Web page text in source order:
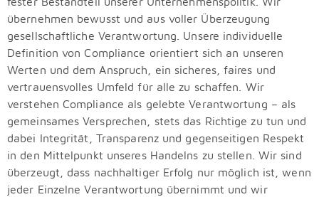
übernehmen bewusst und aus voller Überzeugung
gesellschaftliche Verantwortung. Unsere individuelle
Definition von Compliance orientiert sich an unseren
Werten und dem Anspruch, ein sicheres, faires und
vertrauensvolles Umfeld für alle zu schaffen. Wir
verstehen Compliance als gelebte Verantwortung – als
gemeinsames Versprechen, stets das Richtige zu tun und
dabei Integrität, Transparenz und gegenseitigen Respekt
in den Mittelpunkt unseres Handelns zu stellen. Wir sind
überzeugt, dass nachhaltiger Erfolg nur möglich ist, wenn
jeder Einzelne Verantwortung übernimmt und wir